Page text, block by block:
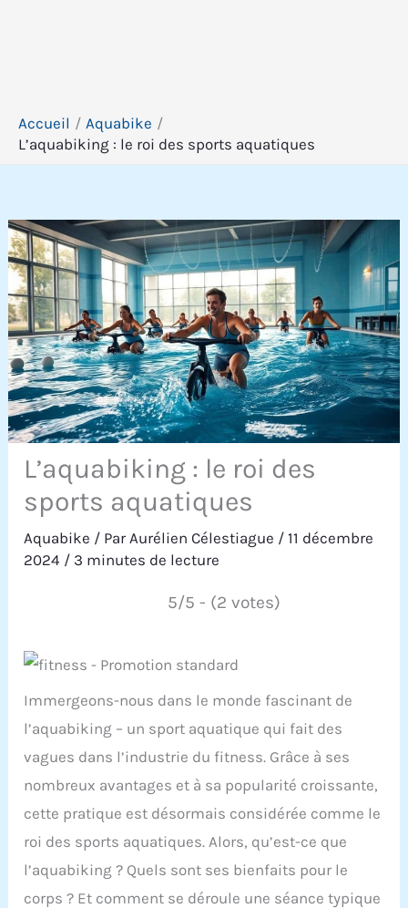
Accueil
Aquabike
L’aquabiking : le roi des sports aquatiques
L’aquabiking : le roi des
sports aquatiques
Aquabike / ParAurélien Célestiague /11 décembre
2024 / 3 minutes de lecture
5/5 - (2 votes)
Immergeons-nous dans le monde fascinant de
l’aquabiking – un sport aquatique qui fait des
vagues dans l’industrie du fitness. Grâce à ses
nombreux avantages et à sa popularité croissante,
cette pratique est désormais considérée comme le
roi des sports aquatiques. Alors, qu’est-ce que
l’aquabiking ? Quels sont ses bienfaits pour le
corps ? Et comment se déroule une séance typique